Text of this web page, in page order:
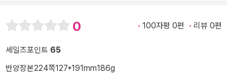
0 100자평 0편 리뷰 0편
세일즈포인트 65
반양장본224쪽127*191mm186g